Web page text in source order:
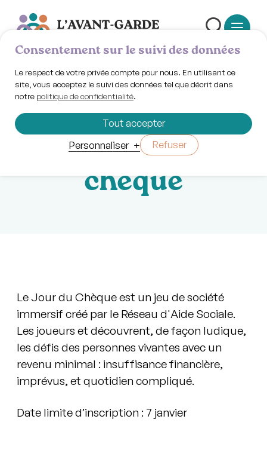
Jeudi 9 janvier 2025 | 17h30
Jeu de société:
Le jour du
chèque
Le Jour du Chèque est un jeu de société
immersif créé par le Réseau d'Aide Sociale.
Les joueurs et découvrent, de façon ludique,
les défis des personnes vivantes avec un
revenu minimal : insuffisance financière,
imprévus, et quotidien compliqué.
Date limite d’inscription : 7 janvier
Consentement sur le suivi des données
Le respect de votre privée compte pour nous. En utilisant ce
site, vous acceptez le suivi des données tel que décrit dans
notre politique de confidentialité.
Personnaliser + Refuser
Tout accepter